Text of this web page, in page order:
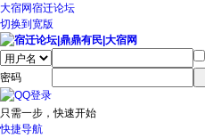
大宿网宿迁论坛
切换到宽版
密码
只需一步，快速开始
快捷导航